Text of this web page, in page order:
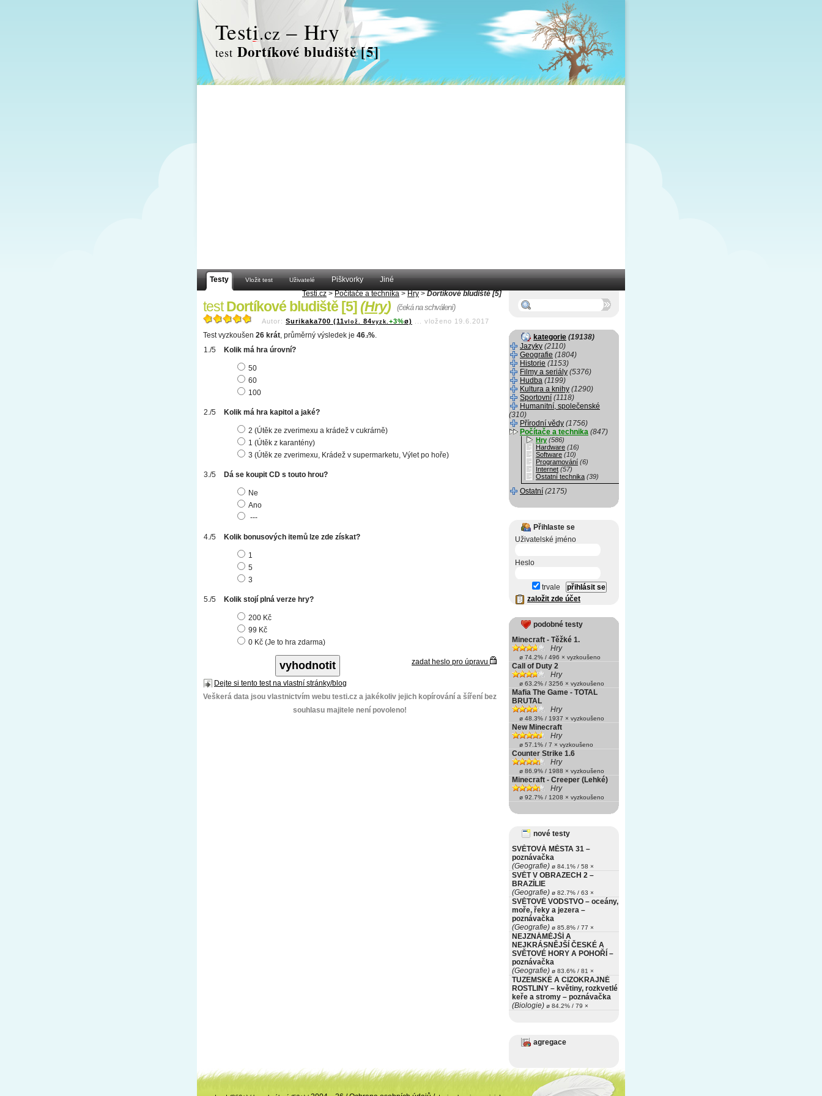
Testi.cz – Hry
test Dortíkové bludiště [5]
Testy Vložit test Uživatelé Piškvorky
Jiné
Testi.cz > Počítače a technika > Hry > Dortíkové bludiště [5]
testDortíkové bludiště [5](Hry) (čeká na schválení)
Autor: Surikaka700 (11vlož. 84vyzk. +3%ø) vloženo 19.6.2017
Test vyzkoušen 26 krát, průměrný výsledek je 46 .2%.
Kolik má hra úrovní?
50
60
100
Kolik má hra kapitol a jaké?
2 (Útěk ze zverimexu a krádež v cukrárně)
1 (Útěk z karantény)
3 (Útěk ze zverimexu, Krádež v supermarketu, Výlet po hoře)
Dá se koupit CD s touto hrou?
Ne
Ano
---
Kolik bonusových itemů lze zde získat?
1
5
3
Kolik stojí plná verze hry?
200 Kč
99 Kč
0 Kč (Je to hra zdarma)
zadat heslo pro úpravu
Dejte si tento test na vlastní stránky/blog
Veškerá data jsou vlastnictvím webu testi.cz a jakékoliv jejich kopírování a šíření bez
souhlasu majitele není povoleno!
kategorie (19138)
Jazyky (2110)
Geografie (1804)
Historie (1153)
Filmy a seriály (5376)
Hudba (1199)
Kultura a knihy (1290)
Sportovní (1118)
Humanitní, společenské
(310)
Přírodní vědy (1756)
Počítače a technika (847)
Hry (586)
Hardware (16)
Software (10)
Programování (6)
Internet (57)
Ostatní technika (39)
Ostatní (2175)
Přihlaste se
Uživatelské jméno
Heslo
trvale
založit zde účet
podobné testy
Minecraft - Těžké 1.
Hry
ø 74.2% / 496 × vyzkoušeno
Call of Duty 2
Hry
ø 63.2% / 3256 × vyzkoušeno
Mafia The Game - TOTAL
BRUTAL
Hry
ø 48.3% / 1937 × vyzkoušeno
New Minecraft
Hry
ø 57.1% / 7 × vyzkoušeno
Counter Strike 1.6
Hry
ø 86.9% / 1988 × vyzkoušeno
Minecraft - Creeper (Lehké)
Hry
ø 92.7% / 1208 × vyzkoušeno
nové testy
SVĚTOVÁ MĚSTA 31 –
poznávačka
(Geografie) ø 84.1% / 58 ×
SVĚT V OBRAZECH 2 –
BRAZÍLIE
(Geografie) ø 82.7% / 63 ×
SVĚTOVÉ VODSTVO – oceány,
moře, řeky a jezera –
poznávačka
(Geografie) ø 85.8% / 77 ×
NEJZNÁMĚJŠÍ A
NEJKRÁSNĚJŠÍ ČESKÉ A
SVĚTOVÉ HORY A POHOŘÍ –
poznávačka
(Geografie) ø 83.6% / 81 ×
TUZEMSKÉ A CIZOKRAJNÉ
ROSTLINY – květiny, rozkvetlé
keře a stromy – poznávačka
(Biologie) ø 84.2% / 79 ×
agregace